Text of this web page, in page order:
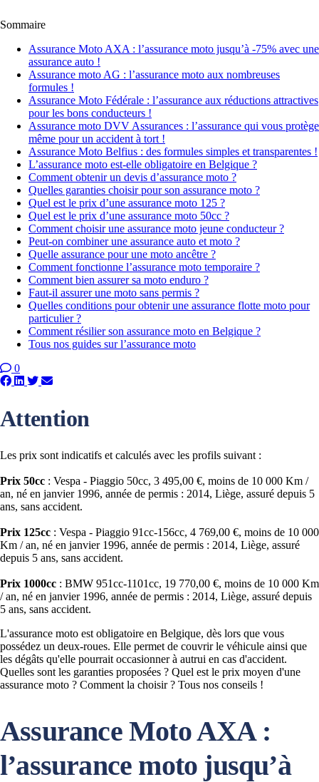
Sommaire
Assurance Moto AXA : l’assurance moto jusqu’à -75% avec une
assurance auto !
Assurance moto AG : l’assurance moto aux nombreuses
formules !
Assurance Moto Fédérale : l’assurance aux réductions attractives
pour les bons conducteurs !
Assurance moto DVV Assurances : l’assurance qui vous protège
même pour un accident à tort !
Assurance Moto Belfius : des formules simples et transparentes !
L’assurance moto est-elle obligatoire en Belgique ?
Comment obtenir un devis d’assurance moto ?
Quelles garanties choisir pour son assurance moto ?
Quel est le prix d’une assurance moto 125 ?
Quel est le prix d’une assurance moto 50cc ?
Comment choisir une assurance moto jeune conducteur ?
Peut-on combiner une assurance auto et moto ?
Quelle assurance pour une moto ancêtre ?
Comment fonctionne l’assurance moto temporaire ?
Comment bien assurer sa moto enduro ?
Faut-il assurer une moto sans permis ?
Quelles conditions pour obtenir une assurance flotte moto pour
particulier ?
Comment résilier son assurance moto en Belgique ?
Tous nos guides sur l’assurance moto
0
Attention
Les prix sont indicatifs et calculés avec les profils suivant :
Prix 50cc : Vespa - Piaggio 50cc, 3 495,00 €, moins de 10 000 Km /
an, né en janvier 1996, année de permis : 2014, Liège, assuré depuis 5
ans, sans accident.
Prix 125cc : Vespa - Piaggio 91cc-156cc, 4 769,00 €, moins de 10 000
Km / an, né en janvier 1996, année de permis : 2014, Liège, assuré
depuis 5 ans, sans accident.
Prix 1000cc : BMW 951cc-1101cc, 19 770,00 €, moins de 10 000 Km
/ an, né en janvier 1996, année de permis : 2014, Liège, assuré depuis
5 ans, sans accident.
L'assurance moto est obligatoire en Belgique, dès lors que vous
possédez un deux-roues. Elle permet de couvrir le véhicule ainsi que
les dégâts qu'elle pourrait occasionner à autrui en cas d'accident.
Quelles sont les garanties proposées ? Quel est le prix moyen d'une
assurance moto ? Comment la choisir ? Tous nos conseils !
Assurance Moto AXA :
l’assurance moto jusqu’à